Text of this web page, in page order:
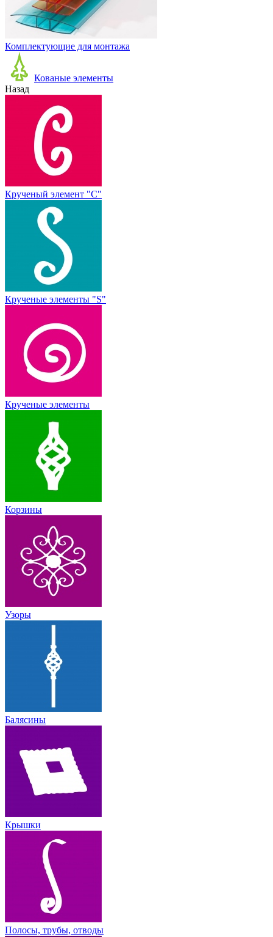
Комплектующие для монтажа
Кованые элементы
Назад
Крученый элемент "С"
Крученые элементы "S"
Крученые элементы
Корзины
Узоры
Балясины
Крышки
Полосы, трубы, отводы